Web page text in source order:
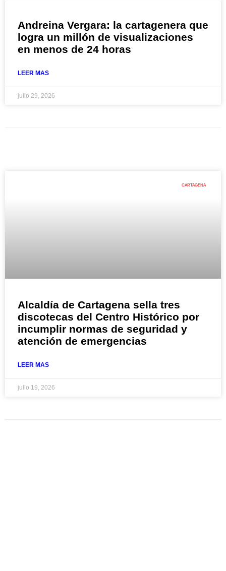
Andreina Vergara: la cartagenera que
logra un millón de visualizaciones
en menos de 24 horas
LEER MAS
julio 29, 2026
CARTAGENA
Alcaldía de Cartagena sella tres
discotecas del Centro Histórico por
incumplir normas de seguridad y
atención de emergencias
LEER MAS
julio 19, 2026